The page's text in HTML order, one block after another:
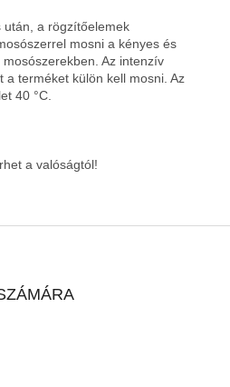
után, a rögzítőelemek
mosni a kényes és
Az intenzív
a terméket külön kell mosni. Az
40 °C.
a valóságtól!